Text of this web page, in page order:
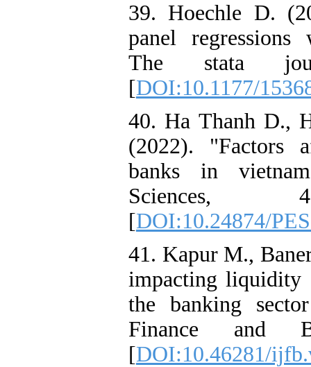
39. Hoechle D.
panel regressions
The stata
[DOI:10.1177/
40. Ha Thanh D.,
(2022). "Factors
banks in
Sciences,
[DOI:10.24874/
41. Kapur M.,
impacting liquidity
the banking
Finance and
[DOI:10.46281/